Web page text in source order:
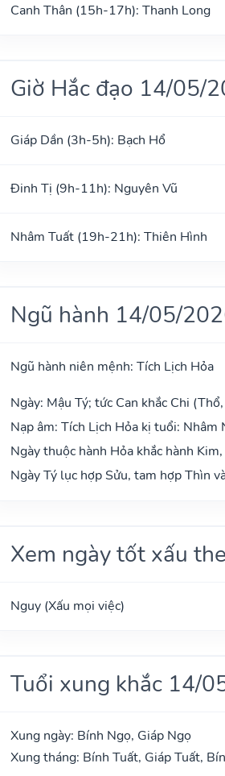
Canh Thân (15h-17h): Thanh Long
Giờ Hắc đạo 14/05/
Giáp Dần (3h-5h): Bạch Hổ
Đinh Tị (9h-11h): Nguyên Vũ
Nhâm Tuất (19h-21h): Thiên Hình
Ngũ hành 14/05/
Ngũ hành niên mệnh: Tích Lịch Hỏa
Ngày: Mậu Tý; tức Can khắc Chi
Nạp âm: Tích Lịch Hỏa kị tuổi: Nhâm
Ngày thuộc hành Hỏa khắc hành
Ngày Tý lục hợp Sửu, tam hợp Thìn
Xem ngày tốt xấu
Nguy (Xấu mọi việc)
Tuổi xung khắc 14/
Xung ngày: Bính Ngọ, Giáp Ngọ
Xung tháng: Bính Tuất, Giáp Tuất,